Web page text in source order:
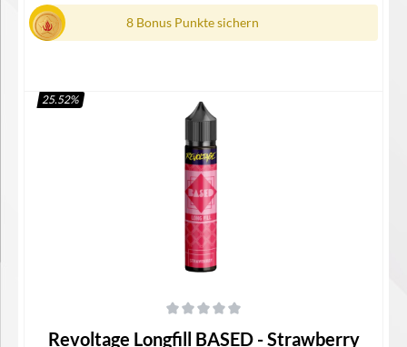
8 Bonus Punkte sichern
In den Warenkorb
25.52%
Revoltage Longfill BASED - Strawberry